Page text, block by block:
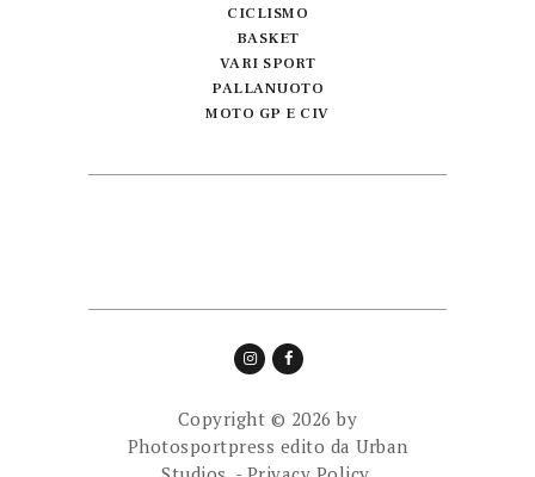
CICLISMO
BASKET
VARI SPORT
PALLANUOTO
MOTO GP E CIV
Copyright © 2026 by
Photosportpress edito da Urban